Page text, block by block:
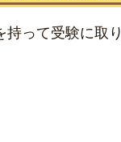
持って受験に取